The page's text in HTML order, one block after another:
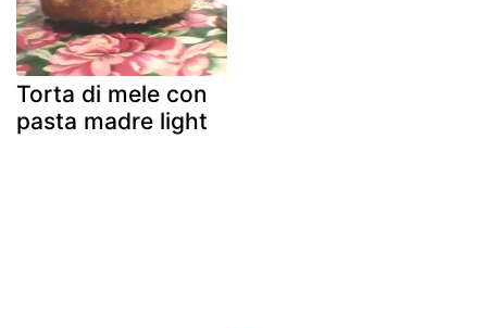
Torta di mele con
pasta madre light